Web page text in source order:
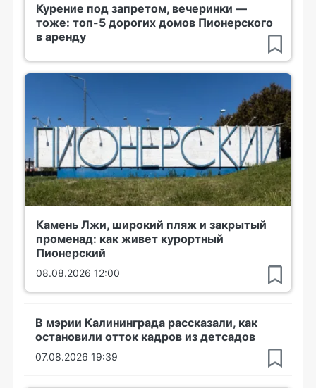
Курение под запретом, вечеринки —
тоже: топ-5 дорогих домов Пионерского
в аренду
Камень Лжи, широкий пляж и закрытый
променад: как живет курортный
Пионерский
08.08.2026 12:00
В мэрии Калининграда рассказали, как
остановили отток кадров из детсадов
07.08.2026 19:39